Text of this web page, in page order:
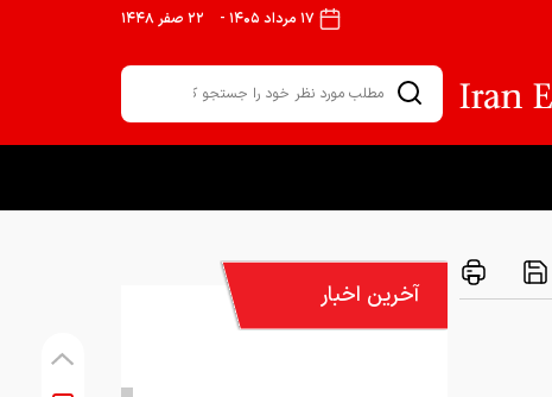
۱۷ مرداد ۱۴۰۵ - ۲۲ صفر ۱۴۴۸
آخرین اخبار